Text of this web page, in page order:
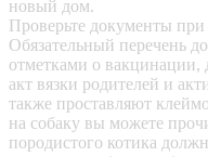
новый дом.
Проверьте документы
Обязательный перечень
отметками о вакцинации,
акт вязки родителей и
также проставляют
на собаку вы можете
породистого котика